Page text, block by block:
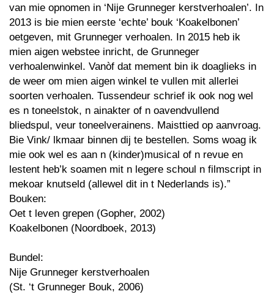
van mie opnomen in ‘Nije Grunneger kerstverhoalen’. In
2013 is bie mien eerste ‘echte’ bouk ‘Koakelbonen’
oetgeven, mit Grunneger verhoalen. In 2015 heb ik
mien aigen webstee inricht, de Grunneger
verhoalenwinkel. Vanòf dat mement bin ik doaglieks in
de weer om mien aigen winkel te vullen mit allerlei
soorten verhoalen. Tussendeur schrief ik ook nog wel
es n toneelstok, n ainakter of n oavendvullend
bliedspul, veur toneelverainens. Maisttied op aanvroag.
Bie Vink/ lkmaar binnen dij te bestellen. Soms woag ik
mie ook wel es aan n (kinder)musical of n revue en
lestent heb’k soamen mit n legere schoul n filmscript in
mekoar knutseld (allewel dit in t Nederlands is).”
Bouken:
Oet t leven grepen (Gopher, 2002)
Koakelbonen (Noordboek, 2013)
Bundel:
Nije Grunneger kerstverhoalen
(St. ‘t Grunneger Bouk, 2006)